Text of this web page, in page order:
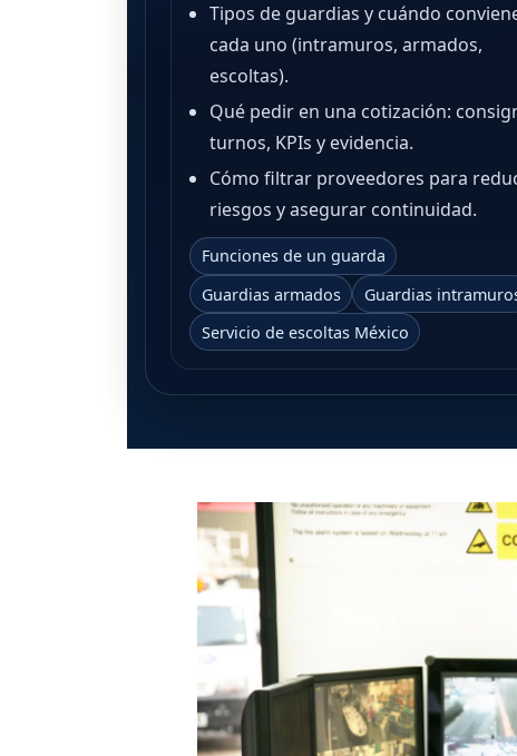
Tipos de guardias y cuándo
cada uno (intramuros, armados,
escoltas).
Qué pedir en una cotización:
turnos, KPIs y evidencia.
Cómo filtrar proveedores para
riesgos y asegurar continuidad.
Funciones de un guarda
Guardias armados
Guardias
Servicio de escoltas México